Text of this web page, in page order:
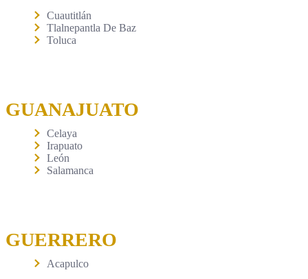
Cuautitlán
Tlalnepantla De Baz
Toluca
GUANAJUATO
Celaya
Irapuato
León
Salamanca
GUERRERO
Acapulco